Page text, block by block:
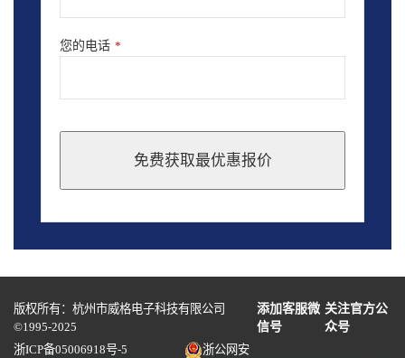
您的电话 *
免费获取最优惠报价
should
blank
版权所有：杭州市威格电子科技有限公司
©1995-2025
添加客服微
信号
关注官方公
众号
浙ICP备05006918号-5
浙公网安